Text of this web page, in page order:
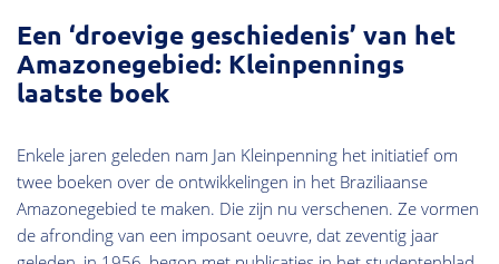
Een ‘droevige geschiedenis’ van het
Amazonegebied: Kleinpennings
laatste boek
Enkele jaren geleden nam Jan Kleinpenning het initiatief om
twee boeken over de ontwikkelingen in het Braziliaanse
Amazonegebied te maken. Die zijn nu verschenen. Ze vormen
de afronding van een imposant oeuvre, dat zeventig jaar